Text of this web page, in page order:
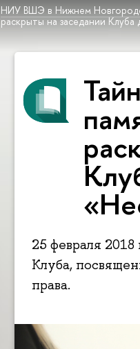
НИУ ВШЭ в Нижнем
раскрыты на заседании
25 февраля
Клуба,
права.